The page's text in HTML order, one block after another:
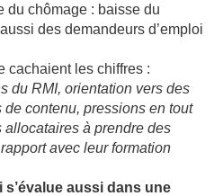
du chômage : baisse du
des demandeurs d’emploi
cachaient les chiffres :
du RMI, orientation vers des
contenu, pressions en tout
à prendre des
avec leur formation
s’évalue aussi dans une